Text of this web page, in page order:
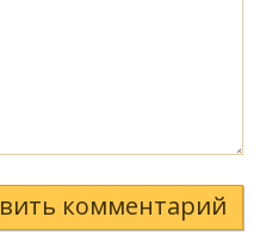
комментарий